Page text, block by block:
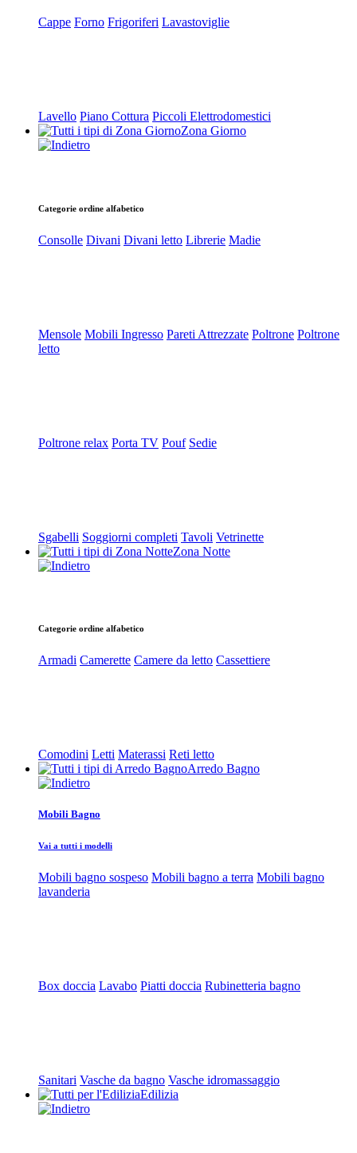
Cappe Forno Frigoriferi Lavastoviglie
Lavello Piano Cottura Piccoli Elettrodomestici
Zona Giorno
Categorie ordine alfabetico
Consolle Divani Divani letto Librerie Madie
Mensole Mobili Ingresso Pareti Attrezzate Poltrone Poltrone
letto
Poltrone relax Porta TV Pouf Sedie
Sgabelli Soggiorni completi Tavoli Vetrinette
Zona Notte
Categorie ordine alfabetico
Armadi Camerette Camere da letto Cassettiere
Comodini Letti Materassi Reti letto
Arredo Bagno
Mobili Bagno
Vai a tutti i modelli
Mobili bagno sospeso Mobili bagno a terra Mobili bagno
lavanderia
Box doccia Lavabo Piatti doccia Rubinetteria bagno
Sanitari Vasche da bagno Vasche idromassaggio
Edilizia